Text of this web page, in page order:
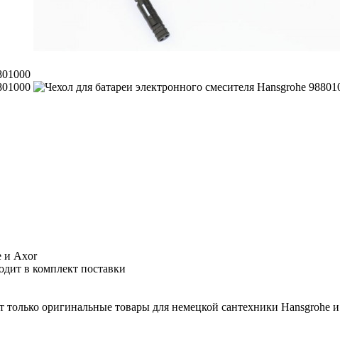
и Axor
в комплект поставки
оригинальные товары для немецкой сантехники Hansgrohe